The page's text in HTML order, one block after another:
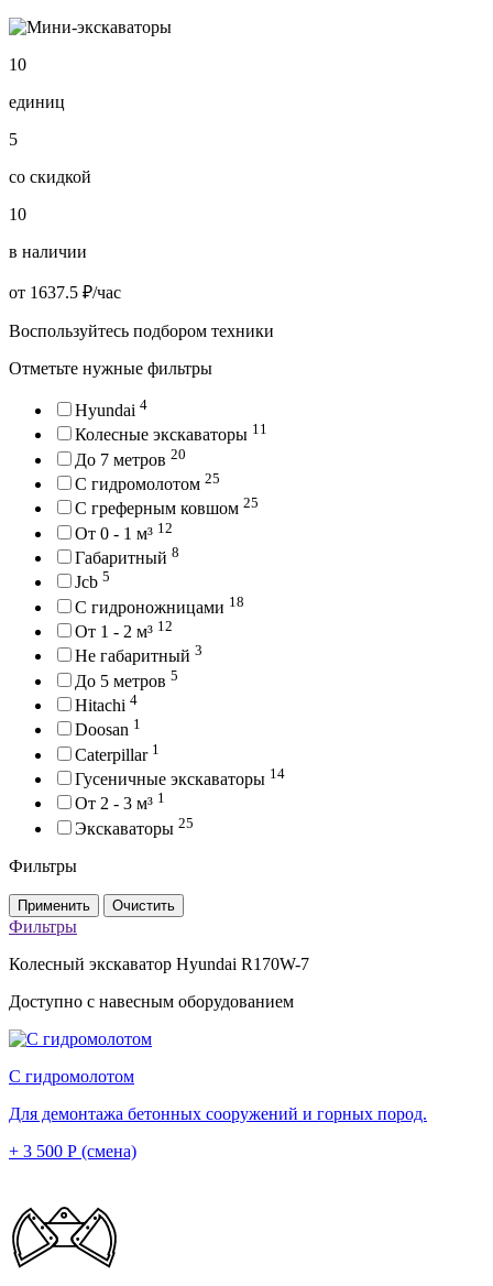
10
единиц
5
со скидкой
10
в наличии
от 1637.5 ₽/час
Воспользуйтесь подбором техники
Отметьте нужные фильтры
Hyundai 4
Колесные экскаваторы 11
До 7 метров 20
С гидромолотом 25
С греферным ковшом 25
От 0 - 1 м³ 12
Габаритный 8
Jcb 5
С гидроножницами 18
От 1 - 2 м³ 12
Не габаритный 3
До 5 метров 5
Hitachi 4
Doosan 1
Caterpillar 1
Гусеничные экскаваторы 14
От 2 - 3 м³ 1
Экскаваторы 25
Фильтры
Применить Очистить
Фильтры
Колесный экскаватор Hyundai R170W-7
Доступно с навесным оборудованием
С гидромолотом
Для демонтажа бетонных сооружений и горных пород.
+ 3 500 Р (смена)